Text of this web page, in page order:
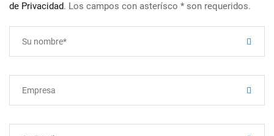
de Privacidad. Los campos con asterísco * son requeridos.